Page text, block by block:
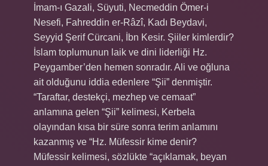
İmam-ı Gazali, Süyuti, Necmeddin Ömer-i
Nesefi, Fahreddin er-Râzî, Kadı Beydavi,
Seyyid Şerif Cürcani, İbn Kesir. Şiiler kimlerdir?
İslam toplumunun laik ve dini liderliği Hz.
Peygamber’den hemen sonradır. Ali ve oğluna
ait olduğunu iddia edenlere “Şii” denmiştir.
“Taraftar, destekçi, mezhep ve cemaat”
anlamına gelen “Şii” kelimesi, Kerbela
olayından kısa bir süre sonra terim anlamını
kazanmış ve “Hz. Müfessir kime denir?
Müfessir kelimesi, sözlükte “açıklamak, beyan